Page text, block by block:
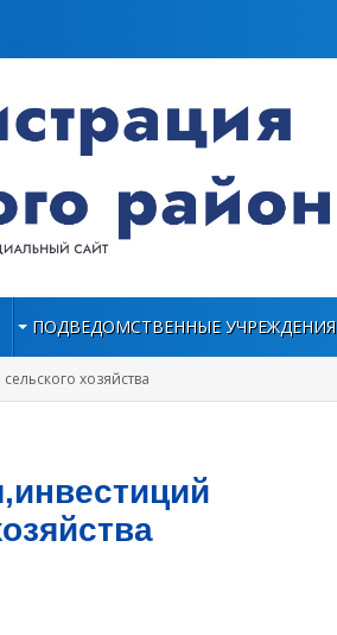
ПОДВЕДОМСТВЕННЫЕ УЧРЕЖДЕНИЯ
хозяйства